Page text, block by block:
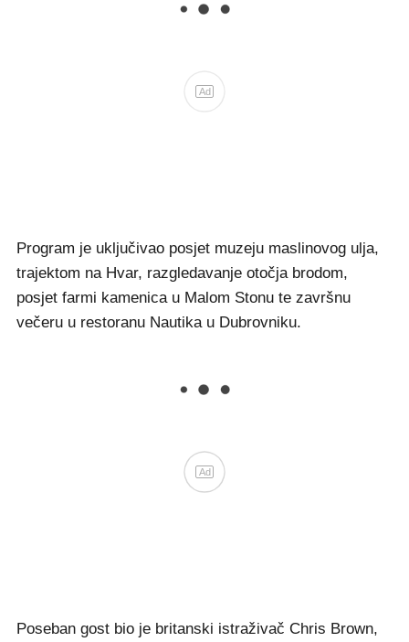
Ad
Program je uključivao posjet muzeju maslinovog ulja,
trajektom na Hvar, razgledavanje otočja brodom,
posjet farmi kamenica u Malom Stonu te završnu
večeru u restoranu Nautika u Dubrovniku.
Ad
Poseban gost bio je britanski istraživač Chris Brown,